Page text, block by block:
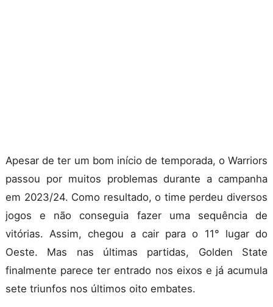
Apesar de ter um bom início de temporada, o Warriors
passou por muitos problemas durante a campanha
em 2023/24. Como resultado, o time perdeu diversos
jogos e não conseguia fazer uma sequência de
vitórias. Assim, chegou a cair para o 11° lugar do
Oeste. Mas nas últimas partidas, Golden State
finalmente parece ter entrado nos eixos e já acumula
sete triunfos nos últimos oito embates.